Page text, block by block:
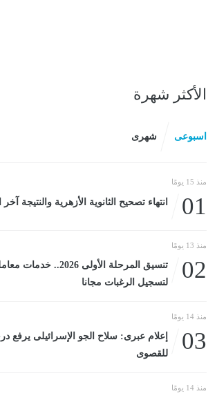
الأكثر شهرة
اسبوعى شهرى
منذ 15 يومًا
01 انتهاء تصحيح الثانوية الأزهرية والنتيجة
منذ 13 يومًا
02
تنسيق المرحلة الأولى
لتسجيل الرغبات مجانا
منذ 14 يومًا
03
إعلام عبرى: سلاح الجو الإسرائيلى يرفع
للقصوى
منذ 14 يومًا